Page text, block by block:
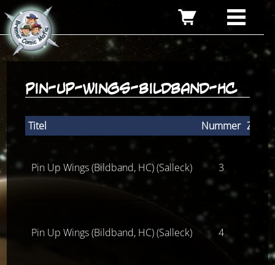
pin-up-wings-bildband-hc
Titel Nummer
Pin Up Wings (Bildband, HC) (Salleck) 3
Pin Up Wings (Bildband, HC) (Salleck) 4